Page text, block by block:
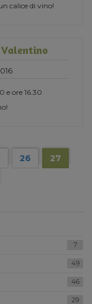
calice di vino!
e ore 16.30
26
27
7
49
46
29